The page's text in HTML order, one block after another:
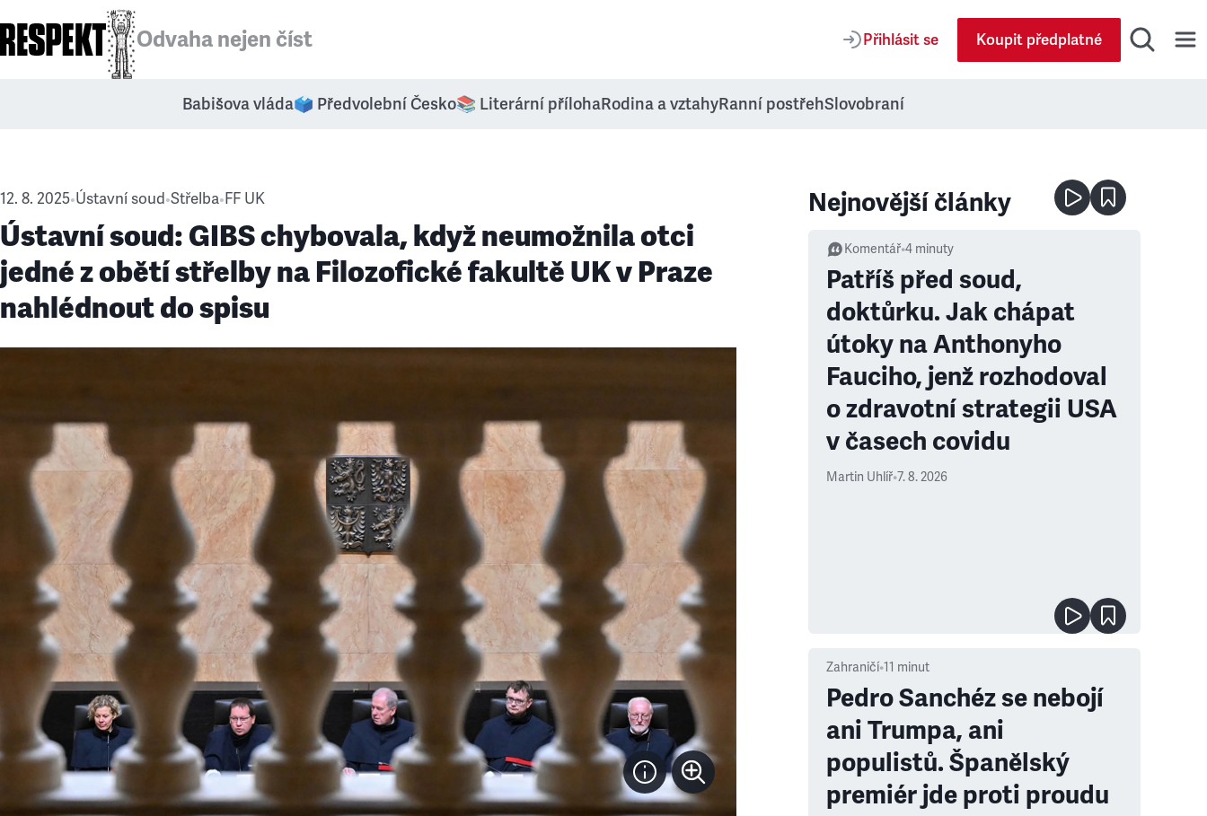
Odvaha nejen číst Přihlásit se Koupit předplatné
Babišova vláda🗳️ Předvolební Česko📚 Literární přílohaRodina a vztahyRanní postřehSlovobraní
12. 8. 2025•Ústavní soud•Střelba• FF UK
Ústavní soud: GIBS chybovala, když neumožnila otci
jedné z obětí střelby na Filozofické fakultě UK v Praze
nahlédnout do spisu
Nejnovější články
Komentář•4 minuty
Patříš před soud,
doktůrku. Jak chápat
útoky na Anthonyho
Fauciho, jenž rozhodoval
o zdravotní strategii USA
v časech covidu
Martin Uhlíř•7. 8. 2026
Zahraničí•11 minut
Pedro Sanchéz se nebojí
ani Trumpa, ani
populistů. Španělský
premiér jde proti proudu